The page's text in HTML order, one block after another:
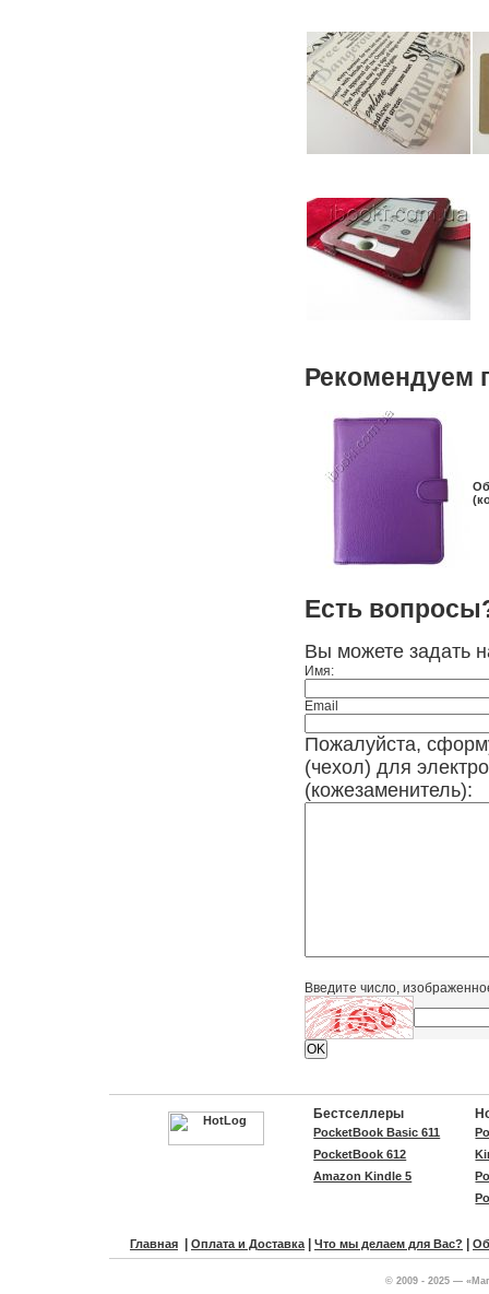
Рекомендуем
Есть
Вы можете задать
Имя:
Email
Пожалуйста,
(чехол) для
(кожезаменитель):
Введите число,
Бестселлеры
PocketBook Basic 611
PocketBook 612
Amazon Kindle 5
Главная Оплата и Доставка Что мы делаем для Вас?
© 2009 - 2025 —